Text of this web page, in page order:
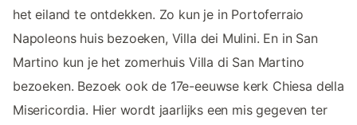
het eiland te ontdekken. Zo kun je in Portoferraio
Napoleons huis bezoeken, Villa dei Mulini. En in San
Martino kun je het zomerhuis Villa di San Martino
bezoeken. Bezoek ook de 17e-eeuwse kerk Chiesa della
Misericordia. Hier wordt jaarlijks een mis gegeven ter